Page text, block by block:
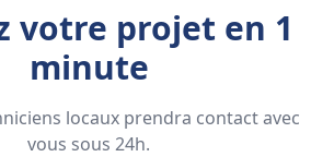
votre projet en 1
minute
locaux prendra contact avec
vous sous 24h.